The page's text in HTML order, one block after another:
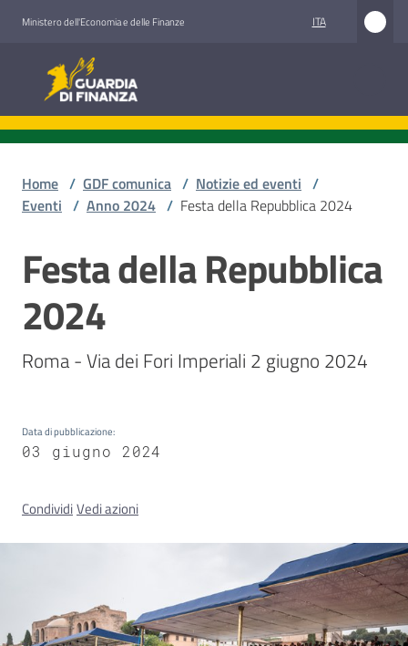
Ministero dell'Economia e delle Finanze ITA
Guardia di Finanza
Guardia di Finanza
siamo
Cosa
facciamo
Comunicazione
e
Concorsi
Istituti
Home / GDF comunica / Notizie ed eventi /
Eventi / Anno 2024 / Festa della Repubblica 2024
Salta al contenuto
Festa della Repubblica
2024
Roma - Via dei Fori Imperiali 2 giugno 2024
Data di pubblicazione:
03 giugno 2024
CondividiVedi azioni